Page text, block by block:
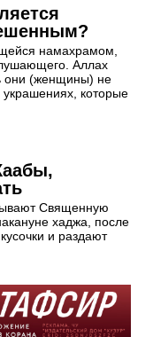
намахрамом,
Аллах
они (женщины) не
украшениях, которые
Священную
хаджа, после
и раздают